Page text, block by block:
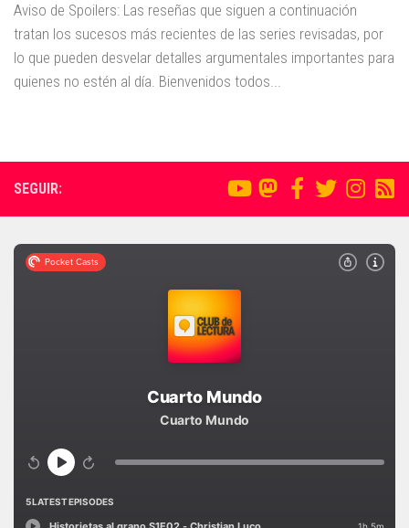
Aviso de Spoilers: Las reseñas que siguen a continuación
tratan los sucesos más recientes de las series revisadas, por
lo que pueden desvelar detalles argumentales importantes para
quienes no estén al día. Bienvenidos todos...
SEGUIR: